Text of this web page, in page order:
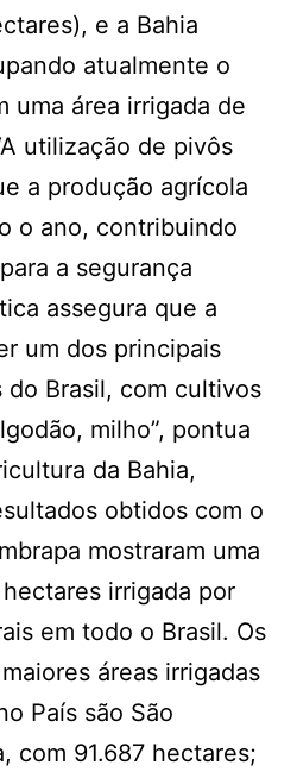
e a Bahia
atualmente o
uma área irrigada de
utilização de pivôs
a produção agrícola
o ano, contribuindo
a segurança
assegura que a
um dos principais
Brasil, com cultivos
milho”, pontua
da Bahia,
obtidos com o
mostraram uma
irrigada por
em todo o Brasil. Os
áreas irrigadas
País são São
com 91.687 hectares;